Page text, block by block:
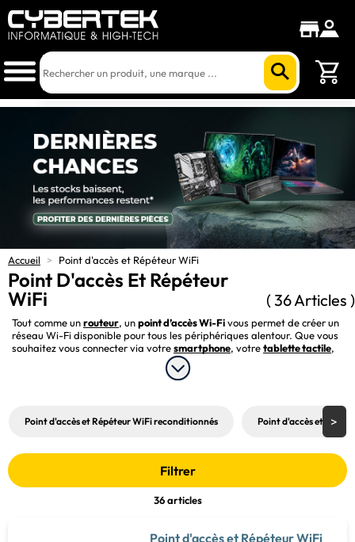
Accueil > Point d'accès et Répéteur WiFi
Point D'accès Et Répéteur
WiFi
( 36 Articles )
Tout comme un routeur, un point d’accès Wi-Fi vous permet de créer un
réseau Wi-Fi disponible pour tous les périphériques alentour. Que vous
souhaitez vous connecter via votre smartphone, votre tablette tactile,
, ou votre PC de bureau
Fi vous permet de vous connecter à Internet où que vous soyez. Grâce
Point d'accès et Répéteur WiFi reconditionnés Point d'accès et
Filtrer
36 articles
Point d'accès et Répéteur WiFi